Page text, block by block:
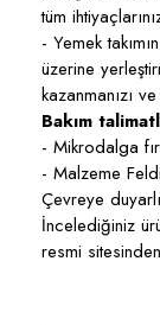
tüm
- Yemek
üzerine
kazanmanızı
Bakım
- Mikrodalga
- Malzeme
Çevreye
İncelediğiniz
resmi